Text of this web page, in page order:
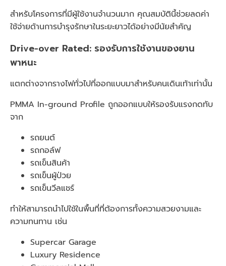
สำหรับโครงการที่มีผู้ใช้งานจำนวนมาก คุณสมบัตินี้ช่วยลดค่า
ใช้จ่ายด้านการบำรุงรักษาในระยะยาวได้อย่างมีนัยสำคัญ
Drive-over Rated: รองรับการใช้งานของยาน
พาหนะ
แตกต่างจากรางไฟทั่วไปที่ออกแบบมาสำหรับคนเดินเท้าเท่านั้น
PMMA In-ground Profile ถูกออกแบบให้รองรับแรงกดทับ
จาก
รถยนต์
รถกอล์ฟ
รถเข็นสินค้า
รถเข็นผู้ป่วย
รถเข็นวีลแชร์
ทำให้สามารถนำไปใช้ในพื้นที่ที่ต้องการทั้งความสวยงามและ
ความทนทาน เช่น
Supercar Garage
Luxury Residence